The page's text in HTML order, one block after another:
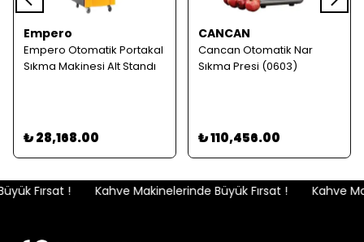
Empero
Empero Otomatik Portakal
Sıkma Makinesi Alt Standı
₺ 28,168.00
CANCAN
Cancan Otomatik Nar
Sıkma Presi (0603)
₺ 110,456.00
Fırsat ! Kahve Makinelerinde Büyük Fırsat ! Kahve